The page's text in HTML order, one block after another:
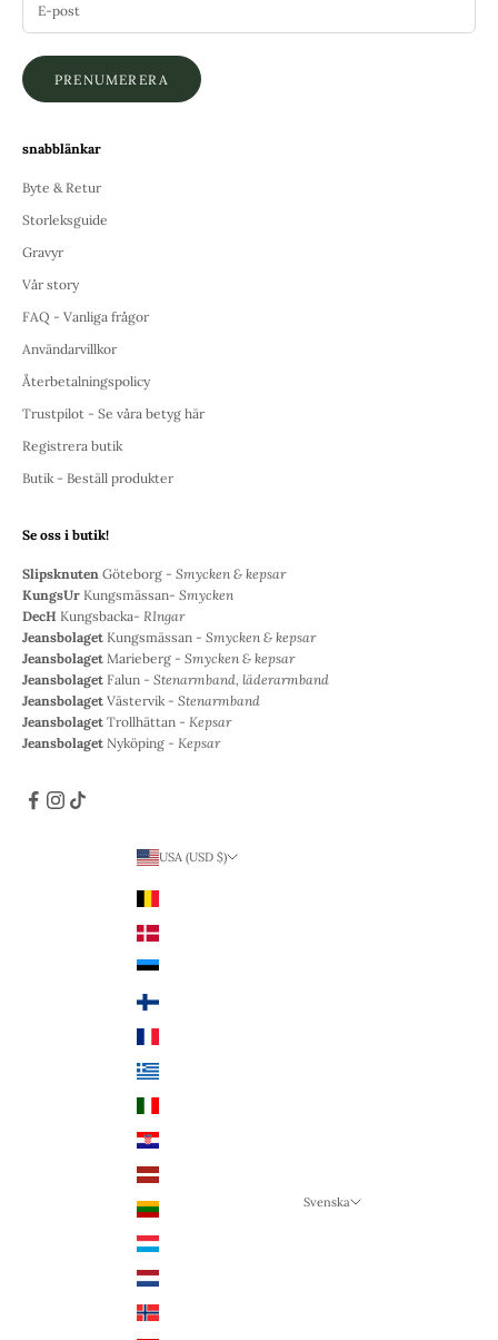
PRENUMERERA
snabblänkar
Byte & Retur
Storleksguide
Gravyr
Vår story
FAQ - Vanliga frågor
Användarvillkor
Återbetalningspolicy
Trustpilot - Se våra betyg här
Registrera butik
Butik - Beställ produkter
Se oss i butik!
Slipsknuten Göteborg - Smycken & kepsar
KungsUr Kungsmässan- Smycken
DecH Kungsbacka- RIngar
Jeansbolaget Kungsmässan - Smycken & kepsar
Jeansbolaget Marieberg - Smycken & kepsar
Jeansbolaget Falun - Stenarmband, läderarmband
Jeansbolaget Västervik - Stenarmband
Jeansbolaget Trollhättan - Kepsar
Jeansbolaget Nyköping - Kepsar
USA (USD $)
Svenska